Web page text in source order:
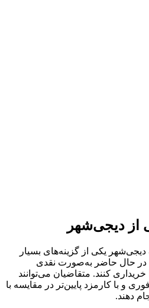
از دیجی‌شهر
یکی از گزینه‌های بسیار
حال حاضر به‌صورت نقدی
خریداری کنند. متقاضیان می‌توانند
و با کارمزد پایین‌تر در مقایسه با
دهند.